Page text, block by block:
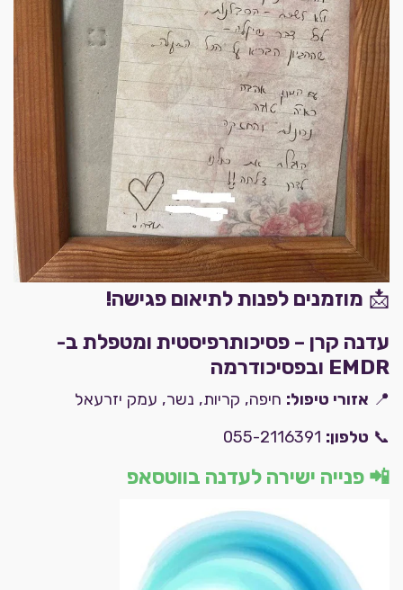
📩 מוזמנים לפנות לתיאום פגישה!
עדנה קרן – פסיכותרפיסטית ומטפלת ב-
EMDR ובפסיכודרמה
📍 אזורי טיפול: חיפה, קריות, נשר, עמק יזרעאל
📞 טלפון:
📲 פנייה ישירה לעדנה בווטסאפ